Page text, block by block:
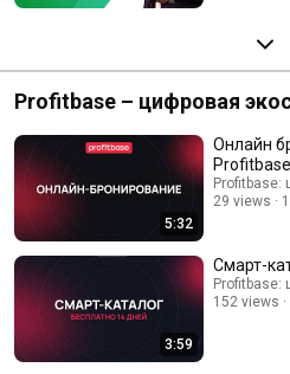
Profitbase – цифровая
девелопера
5:32
Онлайн
Profitbase
Profitbase:
29 views
3:59
Смарт-
Profitbase:
152 views